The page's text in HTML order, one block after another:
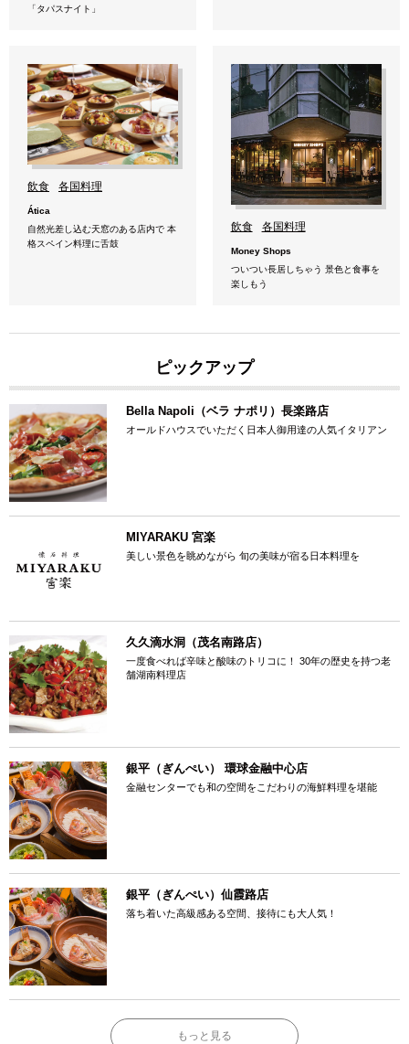
「タパスナイト」
飲食 各国料理
Ática
自然光差し込む天窓のある店内で 本
格スペイン料理に舌鼓
飲食 各国料理
Money Shops
ついつい長居しちゃう 景色と食事を
楽しもう
ピックアップ
Bella Napoli（ベラ ナポリ）長楽路店
オールドハウスでいただく日本人御用達の人気イタリアン
MIYARAKU 宮楽
美しい景色を眺めながら 旬の美味が宿る日本料理を
久久滴水洞（茂名南路店）
一度食べれば辛味と酸味のトリコに！ 30年の歴史を持つ老
舗湖南料理店
銀平（ぎんぺい） 環球金融中心店
金融センターでも和の空間をこだわりの海鮮料理を堪能
銀平（ぎんぺい）仙霞路店
落ち着いた高級感ある空間、接待にも大人気！
もっと見る